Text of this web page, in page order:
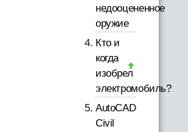
недооцененное
оружие
Кто и
когда
изобрел
электромобиль?
AutoCAD
Civil